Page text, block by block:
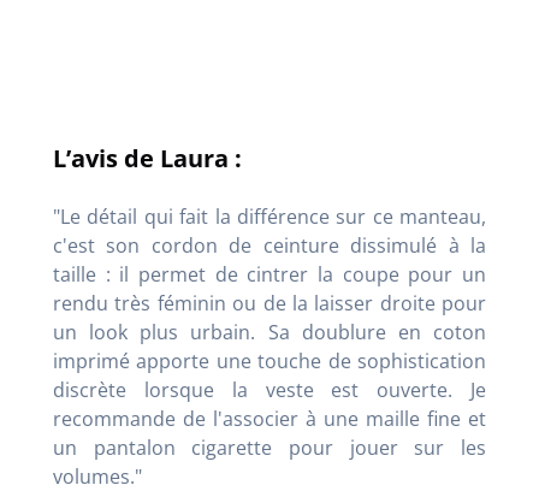
L’avis de Laura :
"Le détail qui fait la différence sur ce manteau,
c'est son cordon de ceinture dissimulé à la
taille : il permet de cintrer la coupe pour un
rendu très féminin ou de la laisser droite pour
un look plus urbain. Sa doublure en coton
imprimé apporte une touche de sophistication
discrète lorsque la veste est ouverte. Je
recommande de l'associer à une maille fine et
un pantalon cigarette pour jouer sur les
volumes."